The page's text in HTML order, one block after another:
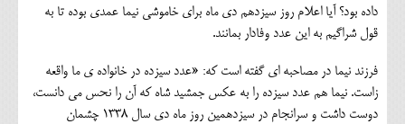
داده بود؟ آیا اعلام روز سیزدهم دی ماه برای خاموشی نیما عمدی بوده تا به
قول شراگیم به این عدد وفادار بمانند.
فرزند نیما در مصاحبه ای گفته است که: «عدد سیزده در خانواده ی ما واقعه
زاست. نیما هم عدد سیزده را به عکس جمشید شاه که آن را نحس می دانست،
دوست داشت و سرانجام در سیزدهمین روز ماه دی سال 1338 چشمان